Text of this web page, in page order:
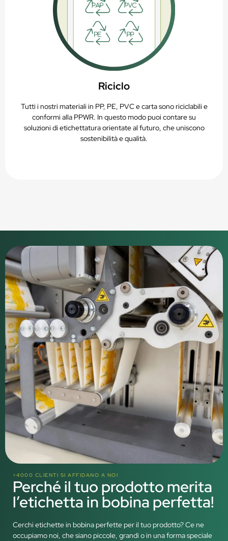
Riciclo
Tutti i nostri materiali in PP, PE, PVC e carta sono riciclabili e
conformi alla PPWR. In questo modo puoi contare su
soluzioni di etichettatura orientate al futuro, che uniscono
sostenibilità e qualità.
>4000 CLIENTI SI AFFIDANO A NOI
Perché il tuo prodotto merita
l’etichetta in bobina perfetta!
Cerchi etichette in bobina perfette per il tuo prodotto? Ce ne
occupiamo noi, che siano piccole, grandi o in una forma speciale